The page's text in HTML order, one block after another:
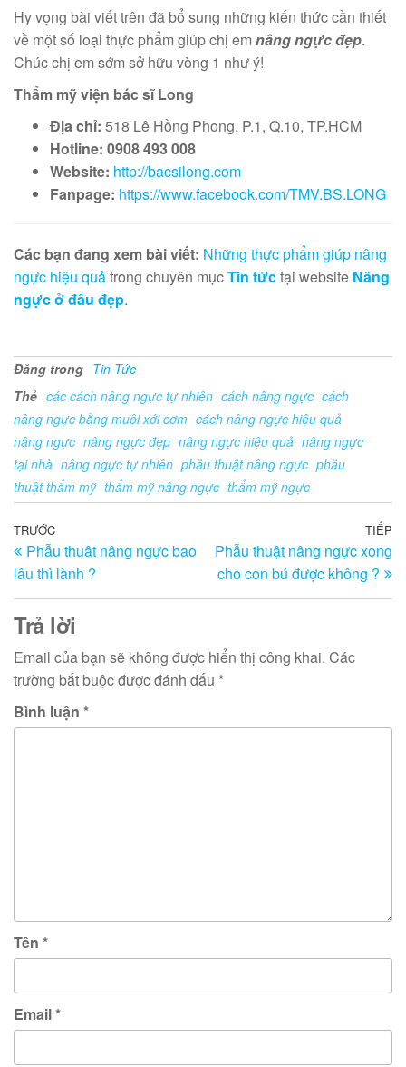
Hy vọng bài viết trên đã bổ sung những kiến thức cần thiết
về một số loại thực phẩm giúp chị em nâng ngực đẹp.
Chúc chị em sớm sở hữu vòng 1 như ý!
Thẩm mỹ viện bác sĩ Long
Địa chỉ: 518 Lê Hồng Phong, P.1, Q.10, TP.HCM
Hotline: 0908 493 008
Website: http://bacsilong.com
Fanpage: https://www.facebook.com/TMV.BS.LONG
Các bạn đang xem bài viết: Những thực phẩm giúp nâng
ngực hiệu quảtrong chuyên mụcTin tứctại website Nâng
ngực ở đâu đẹp.
Đăng trong Tin Tức
Thẻ các cách nâng ngực tự nhiên cách nâng ngực cách
nâng ngực bằng muôi xới cơm cách nâng ngực hiệu quả
nâng ngực nâng ngực đẹp nâng ngực hiệu quả nâng ngực
tại nhà nâng ngực tự nhiên phẫu thuật nâng ngực phẫu
thuật thẩm mỹ thẩm mỹ nâng ngực thẩm mỹ ngực
Điều
hướng
bài
viết
Bài
trước
TRƯỚC
Phẫu thuât nâng ngực bao
lâu thì lành ?
TIẾP
Phẫu thuật nâng ngực xong
cho con bú được không ?
Trả lời
Email của bạn sẽ không được hiển thị công khai. Các
trường bắt buộc được đánh dấu *
Bình luận *
Tên *
Email*